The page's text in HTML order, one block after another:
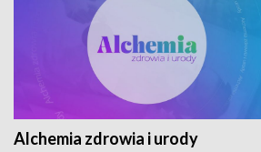
Alchemia zdrowia i urody